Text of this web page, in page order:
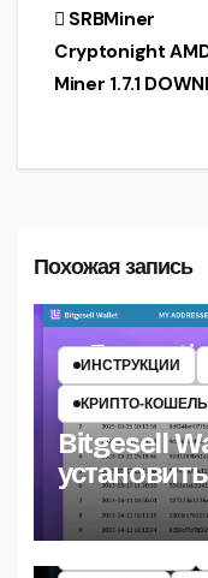
по
SRBMiner
Cryptonight
Miner 1.7.1
Похожая запись
ИНСТРУКЦИИ
Bitgesell
кошельком